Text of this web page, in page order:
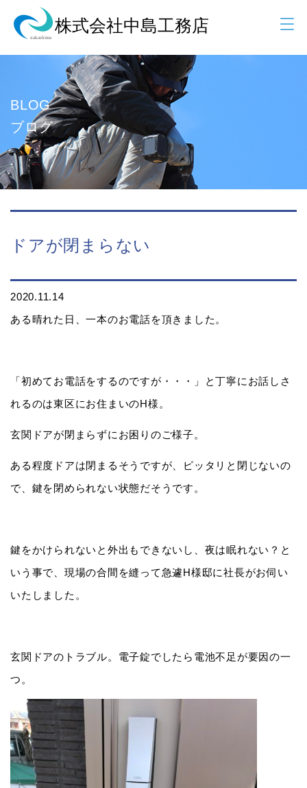
BLOG
ブログ
ドアが閉まらない
2020.11.14
ある晴れた日、一本のお電話を頂きました。
「初めてお電話をするのですが・・・」と丁寧にお話しさ
れるのは東区にお住まいのH様。
玄関ドアが閉まらずにお困りのご様子。
ある程度ドアは閉まるそうですが、ピッタリと閉じないの
で、鍵を閉められない状態だそうです。
鍵をかけられないと外出もできないし、夜は眠れない？と
いう事で、現場の合間を縫って急遽H様邸に社長がお伺い
いたしました。
玄関ドアのトラブル。電子錠でしたら電池不足が要因の一
つ。